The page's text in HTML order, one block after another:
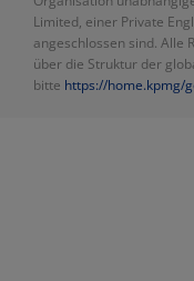
Limited, einer Private
angeschlossen sind. Alle
über die Struktur der
bitte https://home.kpmg/